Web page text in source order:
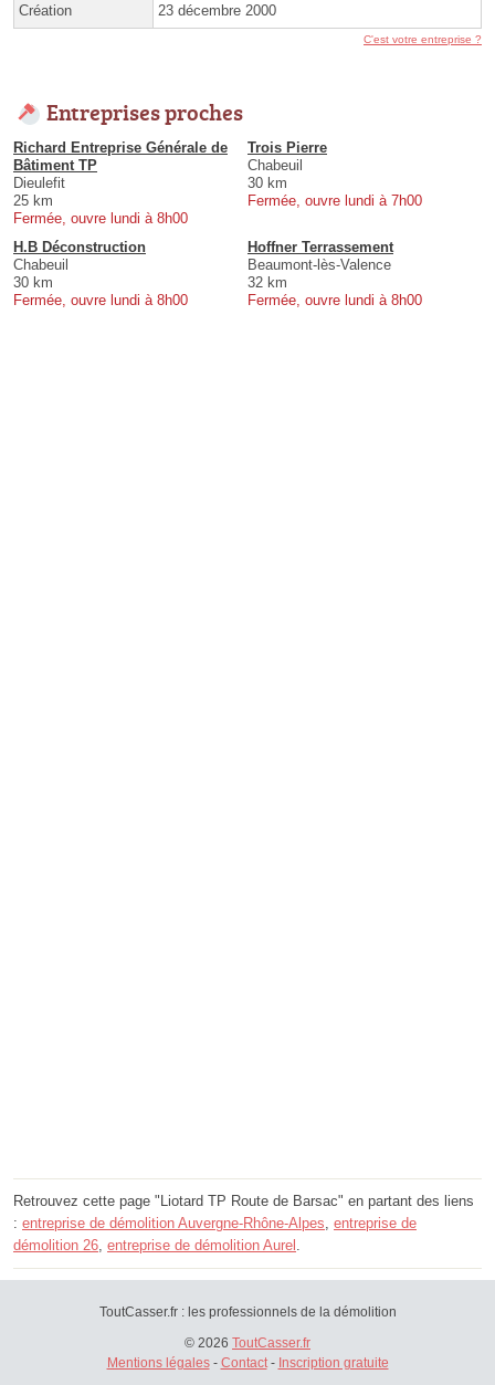
Création 23 décembre 2000
C'est votre entreprise ?
Entreprises proches
Richard Entreprise Générale de
Bâtiment TP
Dieulefit
25 km
Fermée, ouvre lundi à 8h00
Trois Pierre
Chabeuil
30 km
Fermée, ouvre lundi à 7h00
H.B Déconstruction
Chabeuil
30 km
Fermée, ouvre lundi à 8h00
Hoffner Terrassement
Beaumont-lès-Valence
32 km
Fermée, ouvre lundi à 8h00
Retrouvez cette page "Liotard TP Route de Barsac" en partant des liens
: entreprise de démolition Auvergne-Rhône-Alpes, entreprise de
démolition 26, entreprise de démolition Aurel .
ToutCasser.fr : les professionnels de la démolition
© 2026 ToutCasser.fr
Mentions légales- Contact- Inscription gratuite